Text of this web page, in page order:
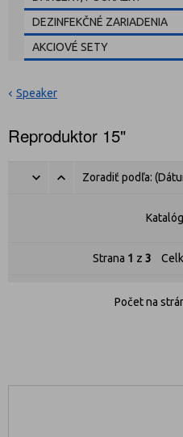
DEZINFEKČNÉ ZARIADENIA
AKCIOVÉ SETY
Speaker
Reproduktor 15"
Zoradiť podľa:
Katalóg
Strana 1 z 3
Počet na